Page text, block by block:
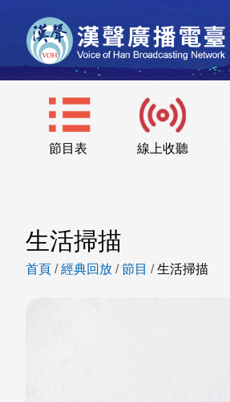
節目表 線上收聽
生活掃描
首頁 /經典回放 /節目 /生活掃描